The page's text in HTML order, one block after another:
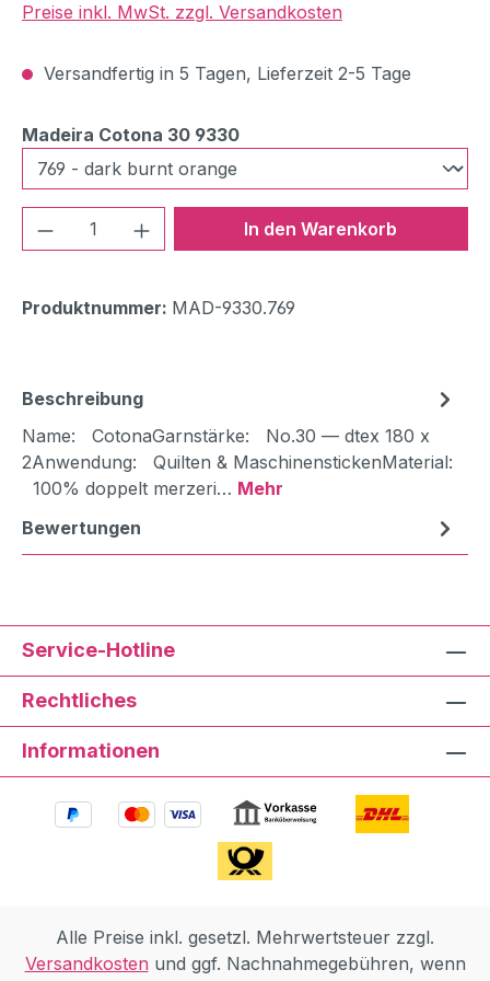
Preise inkl. MwSt. zzgl. Versandkosten
Versandfertig in 5 Tagen, Lieferzeit 2-5 Tage
Madeira Cotona 30 9330auswählen
Produkt Anzahl: Gib denIn den Warenkorb
Produktnummer: MAD-9330.769
Beschreibung
Name: CotonaGarnstärke: No.30 — dtex 180 x
2Anwendung: Quilten & MaschinenstickenMaterial:
100% doppelt merzeri… Mehr
Bewertungen
Service-Hotline
Rechtliches
Informationen
Alle Preise inkl. gesetzl. Mehrwertsteuer zzgl.
Versandkosten und ggf. Nachnahmegebühren, wenn